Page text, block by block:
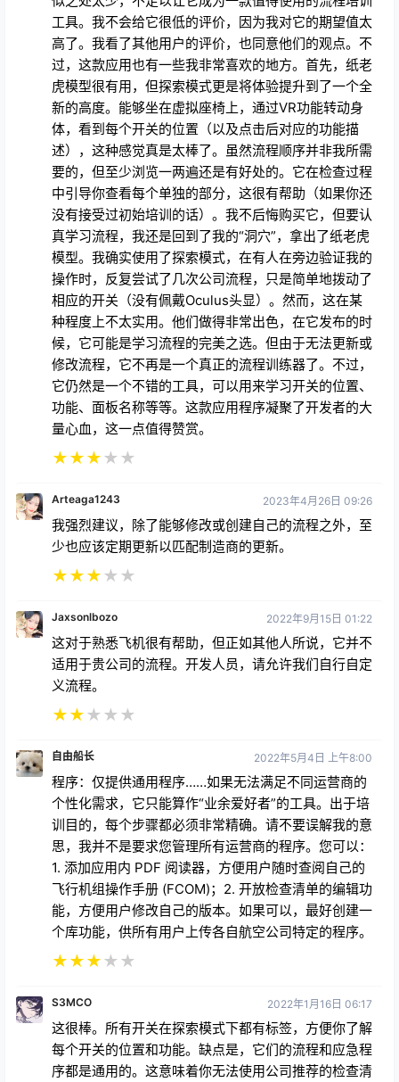
工具。我不会给它很低的评价，因为我对它的期望值太
高了。我看了其他用户的评价，也同意他们的观点。不
过，这款应用也有一些我非常喜欢的地方。首先，纸老
虎模型很有用，但探索模式更是将体验提升到了一个全
新的高度。能够坐在虚拟座椅上，通过VR功能转动身
体，看到每个开关的位置（以及点击后对应的功能描
述），这种感觉真是太棒了。虽然流程顺序并非我所需
要的，但至少浏览一两遍还是有好处的。它在检查过程
中引导你查看每个单独的部分，这很有帮助（如果你还
没有接受过初始培训的话）。我不后悔购买它，但要认
真学习流程，我还是回到了我的“洞穴”，拿出了纸老虎
模型。我确实使用了探索模式，在有人在旁边验证我的
操作时，反复尝试了几次公司流程，只是简单地拨动了
相应的开关（没有佩戴Oculus头显）。然而，这在某
种程度上不太实用。他们做得非常出色，在它发布的时
候，它可能是学习流程的完美之选。但由于无法更新或
修改流程，它不再是一个真正的流程训练器了。不过，
它仍然是一个不错的工具，可以用来学习开关的位置、
功能、面板名称等等。这款应用程序凝聚了开发者的大
量心血，这一点值得赞赏。
★★★★ ★
Arteaga1243 2023年4月26日 09:26
我强烈建议，除了能够修改或创建自己的流程之外，至
少也应该定期更新以匹配制造商的更新。
★★★★ ★
Jaxsonlbozo 2022年9月15日 01:22
这对于熟悉飞机很有帮助，但正如其他人所说，它并不
适用于贵公司的流程。开发人员，请允许我们自行自定
义流程。
★★★ ★ ★
自由船长 2022年5月4日 上午8:00
程序：仅提供通用程序……如果无法满足不同运营商的
个性化需求，它只能算作“业余爱好者”的工具。出于培
训目的，每个步骤都必须非常精确。请不要误解我的意
思，我并不是要求您管理所有运营商的程序。您可以：
1. 添加应用内 PDF 阅读器，方便用户随时查阅自己的
飞行机组操作手册 (FCOM)；2. 开放检查清单的编辑功
能，方便用户修改自己的版本。如果可以，最好创建一
个库功能，供所有用户上传各自航空公司特定的程序。
★★★★ ★
S3MCO 2022年1月16日 06:17
这很棒。所有开关在探索模式下都有标签，方便你了解
每个开关的位置和功能。缺点是，它们的流程和应急程
序都是通用的。这意味着你无法使用公司推荐的检查清